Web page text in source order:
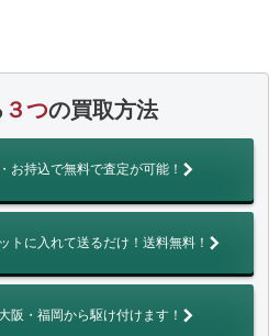
３つの買取方法
お持込で無料で査定が可能！
トに入れて送るだけ！送料無料！
阪・福岡から駆け付けます！